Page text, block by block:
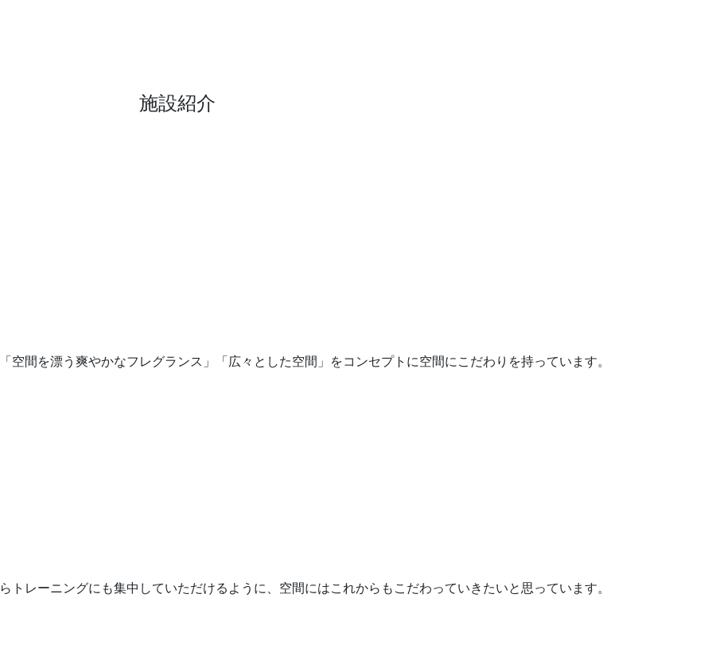
施設紹介
空間を漂う爽やかなフレグランス」「広々とした空間」をコンセプトに空間にこだわりを持っています。
トレーニングにも集中していただけるように、空間にはこれからもこだわっていきたいと思っています。